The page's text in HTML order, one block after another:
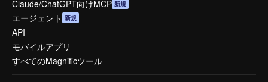
Claude/ChatGPT向けMCP 新規
エージェント 新規
API
モバイルアプリ
すべてのMagnificツール